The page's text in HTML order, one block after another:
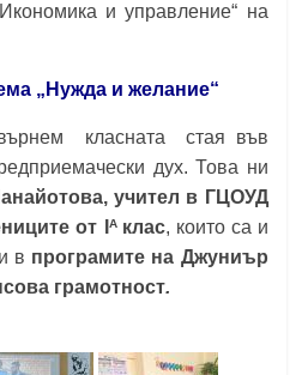
и управление“ на
„Нужда и желание“
класната стая във
дух. Това ни
учител в ГЦОУД
от I
А клас, които са и
в програмите на Джуниър
грамотност.